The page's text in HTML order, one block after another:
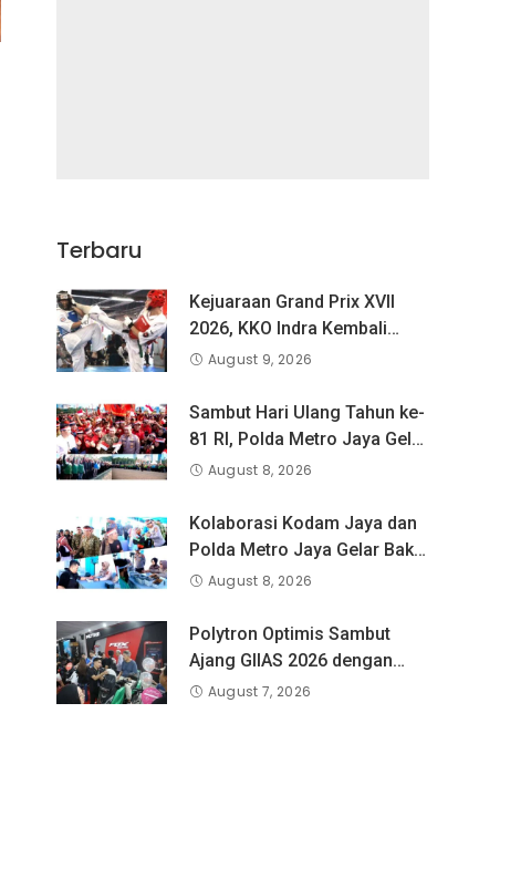
Terbaru
Kejuaraan Grand Prix XVII
2026, KKO Indra Kembali
Cetak Prestasi
August 9, 2026
Sambut Hari Ulang Tahun ke-
81 RI, Polda Metro Jaya Gelar
Apel Kebangsaan
August 8, 2026
Kolaborasi Kodam Jaya dan
Polda Metro Jaya Gelar Bakti
Kesehatan
August 8, 2026
Polytron Optimis Sambut
Ajang GIIAS 2026 dengan
Respon Positif
August 7, 2026